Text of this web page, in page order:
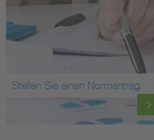
Stellen Sie einen Normantrag